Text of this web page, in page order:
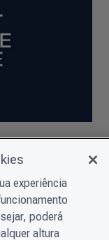
experiência
poderá
altura